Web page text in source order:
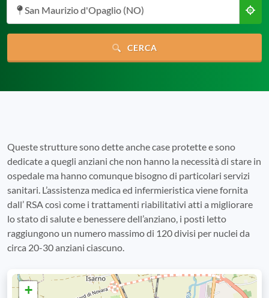
San Maurizio d'Opaglio (NO)
CERCA
Queste strutture sono dette anche case protette e sono
dedicate a quegli anziani che non hanno la necessità di stare in
ospedale ma hanno comunque bisogno di particolari servizi
sanitari. L’assistenza medica ed infermieristica viene fornita
dall’ RSA così come i trattamenti riabilitativi atti a migliorare
lo stato di salute e benessere dell’anziano, i posti letto
raggiungono un numero massimo di 120 divisi per nuclei da
circa 20-30 anziani ciascuno.
+